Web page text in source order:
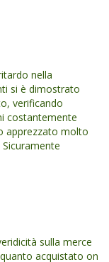
nella
si è dimostrato
verificando
costantemente
apprezzato molto
sulla merce
acquistato on